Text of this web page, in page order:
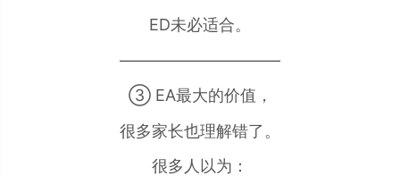
ED未必适合。
——————————
③ EA最大的价值，
很多家长也理解错了。
很多人以为：